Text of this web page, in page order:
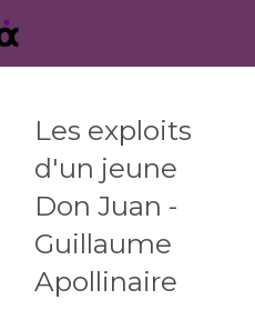
Les exploits
d'un jeune
Don Juan -
Guillaume
Apollinaire